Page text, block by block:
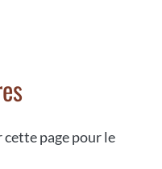
cette page pour le